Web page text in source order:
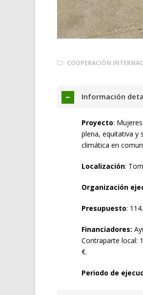
COOPERACIÓN
Información
Proyecto:
plena, equitativa y
climática en
Localización:
Organización
Presupuesto:
Financiadores:
Contraparte local:
€.
Periodo de